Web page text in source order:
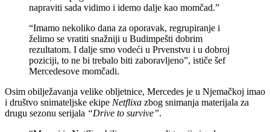
napraviti sada vidimo i idemo dalje kao momčad.”
“Imamo nekoliko dana za oporavak, regrupiranje i
želimo se vratiti snažniji u Budimpešti dobrim
rezultatom. I dalje smo vodeći u Prvenstvu i u dobroj
poziciji, to ne bi trebalo biti zaboravljeno”, ističe šef
Mercedesove momčadi.
Osim obilježavanja velike obljetnice, Mercedes je u Njemačkoj imao
i društvo snimateljske ekipe Netflixa zbog snimanja materijala za
drugu sezonu serijala “Drive to survive”.